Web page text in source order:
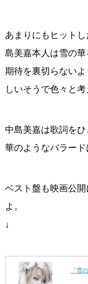
あまりにもヒット
島美嘉本人は雪の華
期待を裏切らない
しいそうで色々と考
中島美嘉は歌詞を
華のようなバラード
ベスト盤も映画公
よ。
↓
「雪